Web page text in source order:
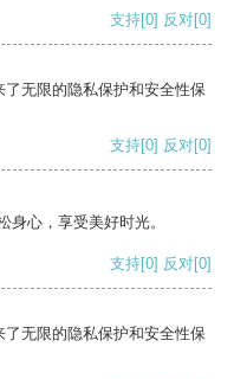
支持[0] 反对[0]
无限的隐私保护和安全性保
支持[0] 反对[0]
身心，享受美好时光。
支持[0] 反对[0]
无限的隐私保护和安全性保